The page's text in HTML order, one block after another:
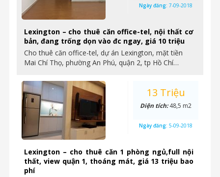
Lexington – cho thuê căn office-tel, nội thất cơ
bản, đang trống dọn vào đc ngay, giá 10 triệu
Cho thuê căn office-tel, dự án Lexington, mặt tiền
Mai Chí Thọ, phường An Phú, quận 2, tp Hồ Chí…
Ngày đăng: 7-09-2018
Lexington – cho thuê căn 1 phòng ngủ,full nội
thất, view quận 1, thoáng mát, giá 13 triệu bao
phí
13 Triệu
Diện tích:48,5 m2
Ngày đăng: 5-09-2018